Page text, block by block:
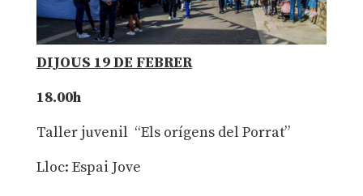
DIJOUS 19 DE FEBRER
18.00h
Taller juvenil “Els orígens del Porrat”
Lloc: Espai Jove